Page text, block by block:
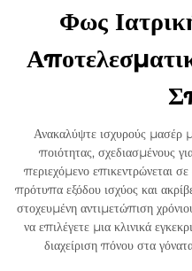
Φως
Ανακαλύψτε ισχυρούς μασέρ
ποιότητας, σχεδιασμένους
περιεχόμενο επικεντρώνεται
πρότυπα εξόδου ισχύος και
στοχευμένη αντιμετώπιση
να επιλέγετε μια κλινικά
διαχείριση πόνου στα